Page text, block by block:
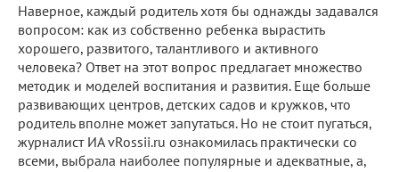
Наверное, каждый родитель хотя бы однажды задавался
вопросом: как из собственно ребенка вырастить
хорошего, развитого, талантливого и активного
человека? Ответ на этот вопрос предлагает множество
методик и моделей воспитания и развития. Еще больше
развивающих центров, детских садов и кружков, что
родитель вполне может запутаться. Но не стоит пугаться,
журналист ИА vRossii.ru ознакомилась практически со
всеми, выбрала наиболее популярные и адекватные, а,